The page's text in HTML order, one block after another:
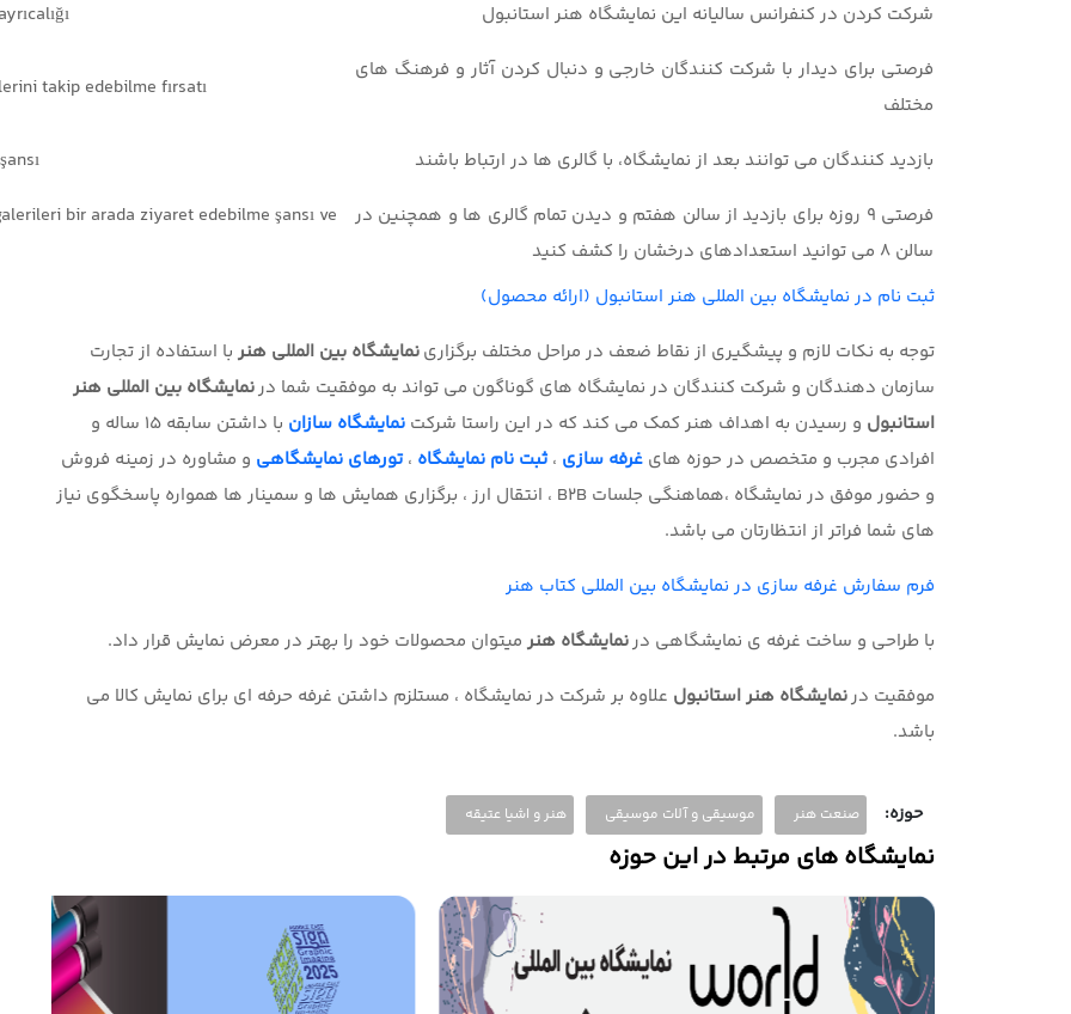
شرکت کردن در کنفرانس سالیانه این نمایشگاه هنر استانبول
فرصتی برای دیدار با شرکت کنندگان خارجی و دنبال کردن آثار و فرهنگ های
مختلف
takip edebilme fırsatı
بازدید کنندگان می توانند بعد از نمایشگاه، با گالری ها در ارتباط باشند
فرصتی 9 روزه برای بازدید از سالن هفتم و دیدن تمام گالری ها و همچنین در
سالن 8 می توانید استعدادهای درخشان را کشف کنید
bir arada ziyaret edebilme şansı ve
ثبت نام در نمایشگاه بین المللی هنر استانبول (ارائه محصول)
توجه به نکات لازم و پیشگیری از نقاط ضعف در مراحل مختلف برگزارینمایشگاه بین المللی هنر با استفاده از تجارت
سازمان دهندگان و شرکت کنندگان در نمایشگاه های گوناگون می تواند به موفقیت شما درنمایشگاه بین المللی هنر
استانبول و رسیدن به اهداف هنر کمک می کند که در این راستا شرکت نمایشگاه سازان
با داشتن سابقه 15 ساله و
افرادی مجرب و متخصص در حوزه های غرفه سازی ،ثبت نام نمایشگاه ،تورهای نمایشگاهی و مشاوره در زمینه فروش
و حضور موفق در نمایشگاه ،هماهنگی جلسات
، انتقال ارز ، برگزاری همایش ها و سمینار ها همواره پاسخگوی نیاز
های شما فراتر از انتظارتان می باشد.
فرم سفارش غرفه سازی در نمایشگاه بین المللی کتاب هنر
با طراحی و ساخت غرفه ی نمایشگاهی درنمایشگاه هنر میتوان محصولات خود را بهتر در معرض نمایش قرار داد.
موفقیت درنمایشگاه هنر استانبول علاوه بر شرکت در نمایشگاه ، مستلزم داشتن غرفه حرفه ای برای نمایش کالا می
باشد.
حوزه: صنعت هنر موسیقی و آلات موسیقی هنر و اشیا عتیقه
نمایشگاه های مرتبط در این حوزه